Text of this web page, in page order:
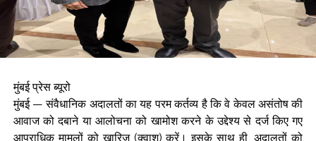
मुंबई प्रेस ब्यूरो
मुंबई — संवैधानिक अदालतों का यह परम कर्तव्य है कि वे केवल असंतोष की
आवाज को दबाने या आलोचना को खामोश करने के उद्देश्य से दर्ज किए गए
आपराधिक मामलों को खारिज (क्वाश) करें। इसके साथ ही, अदालतों को